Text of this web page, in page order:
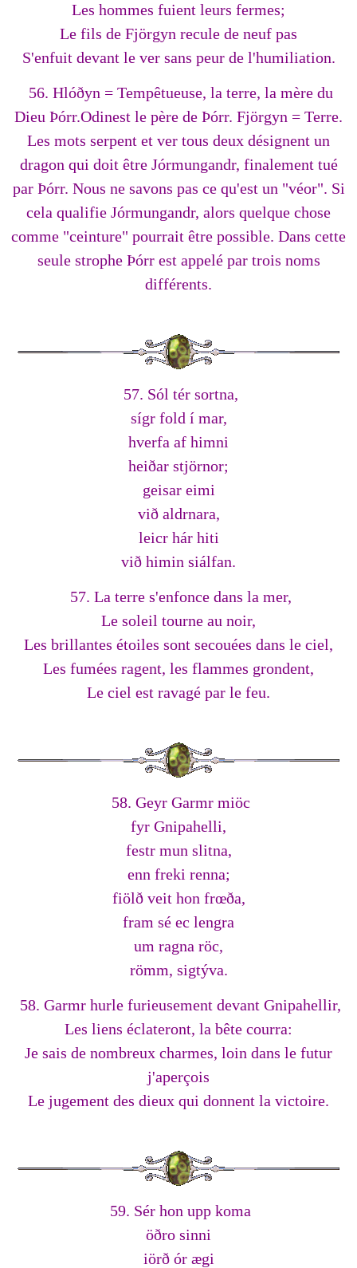
Les hommes fuient leurs fermes;
Le fils de Fjörgyn recule de neuf pas
S'enfuit devant le ver sans peur de l'humiliation.
56. Hlóðyn = Tempêtueuse, la terre, la mère du
Dieu Þórr.Odinest le père de Þórr. Fjörgyn = Terre.
Les mots serpent et ver tous deux désignent un
dragon qui doit être Jórmungandr, finalement tué
par Þórr. Nous ne savons pas ce qu'est un "véor". Si
cela qualifie Jórmungandr, alors quelque chose
comme "ceinture" pourrait être possible. Dans cette
seule strophe Þórr est appelé par trois noms
différents.
57. Sól tér sortna,
sígr fold í mar,
hverfa af himni
heiðar stjörnor;
geisar eimi
við aldrnara,
leicr hár hiti
við himin siálfan.
57. La terre s'enfonce dans la mer,
Le soleil tourne au noir,
Les brillantes étoiles sont secouées dans le ciel,
Les fumées ragent, les flammes grondent,
Le ciel est ravagé par le feu.
58. Geyr Garmr miöc
fyr Gnipahelli,
festr mun slitna,
enn freki renna;
fiölð veit hon frœða,
fram sé ec lengra
um ragna röc,
römm, sigtýva.
58. Garmr hurle furieusement devant Gnipahellir,
Les liens éclateront, la bête courra:
Je sais de nombreux charmes, loin dans le futur
j'aperçois
Le jugement des dieux qui donnent la victoire.
59. Sér hon upp koma
öðro sinni
iörð ór ægi